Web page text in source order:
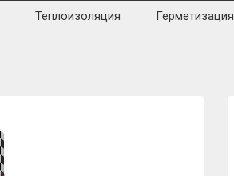
Теплоизоляция Герметизация